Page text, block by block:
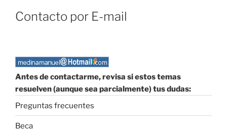
Contacto por E-mail
Antes de contactarme, revisa si estos temas
resuelven (aunque sea parcialmente) tus dudas:
Preguntas frecuentes
Beca